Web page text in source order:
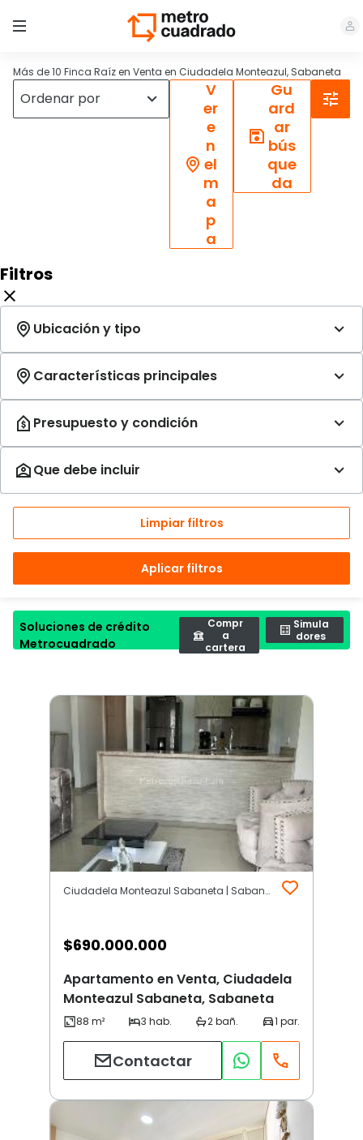
Más de 10 Finca Raíz en Venta en Ciudadela Monteazul, Sabaneta
V
er
e
n
el
m
a
p
a
Gu
ard
ar
bús
que
da
Filtros
Limpiar filtros
Aplicar filtros
Soluciones de crédito
Metrocuadrado
Compr
a
cartera
Simula
dores
Ciudadela Monteazul Sabaneta | Sabaneta
$690.000.000
Apartamento en Venta, Ciudadela
Monteazul Sabaneta, Sabaneta
Contactar